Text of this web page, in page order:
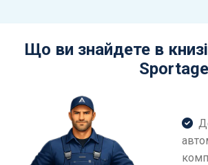
Що ви знайдете в
Sportage